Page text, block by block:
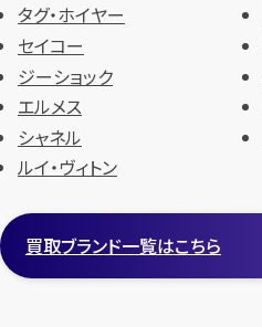
タグ・ホイヤー
セイコー
ジーショック
エルメス
シャネル
ルイ・ヴィトン
買取ブランド一覧はこちら